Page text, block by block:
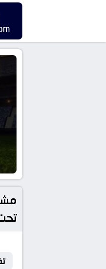
تحت 20 – دور